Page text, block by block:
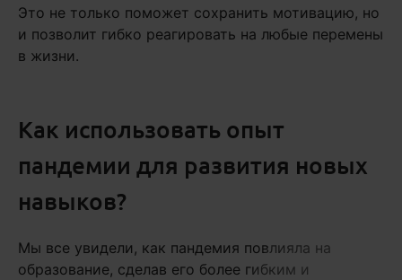
Это не только поможет сохранить мотивацию, но
и позволит гибко реагировать на любые перемены
в жизни.
Как использовать опыт
пандемии для развития новых
навыков?
Мы все увидели, как пандемия повлияла на
образование, сделав его более гибким и